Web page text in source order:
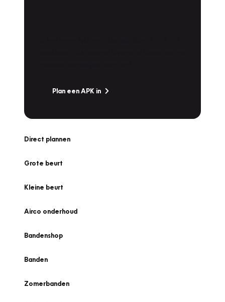
Plan een APK in
Direct plannen
Grote beurt
Kleine beurt
Airco onderhoud
Bandenshop
Banden
Zomerbanden